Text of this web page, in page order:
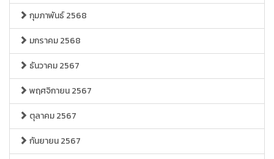
กุมภาพันธ์ 2568
มกราคม 2568
ธันวาคม 2567
พฤศจิกายน 2567
ตุลาคม 2567
กันยายน 2567